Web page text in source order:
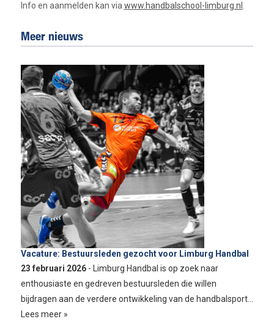
Info en aanmelden kan viawww.handbalschool-limburg.nl .
Meer nieuws
Vacature: Bestuursleden gezocht voor Limburg Handbal
23 februari 2026 - Limburg Handbal is op zoek naar
enthousiaste en gedreven bestuursleden die willen
bijdragen aan de verdere ontwikkeling van de handbalsport…
Lees meer »